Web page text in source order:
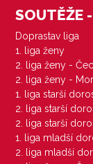
SOUTĚŽE
Doprastav liga
1. liga ženy
2. liga ženy -
2. liga ženy -
1. liga starší
2. liga starší
2. liga starší
1. liga mladší
2. liga mladší